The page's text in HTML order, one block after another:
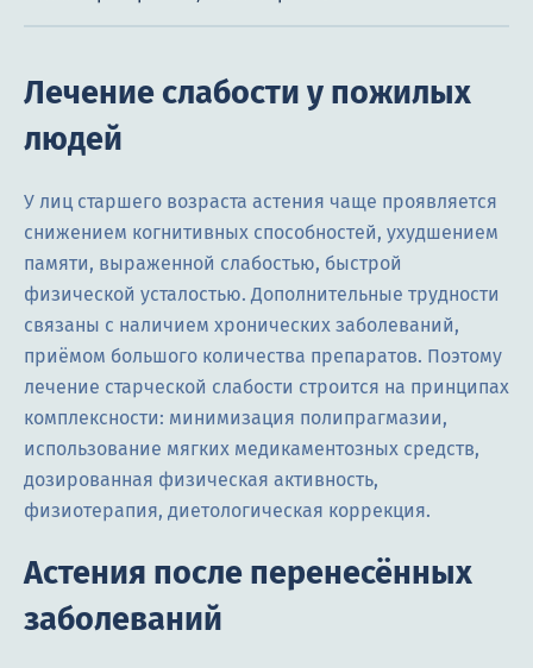
Лечение слабости у пожилых
людей
У лиц старшего возраста астения чаще проявляется
снижением когнитивных способностей, ухудшением
памяти, выраженной слабостью, быстрой
физической усталостью. Дополнительные трудности
связаны с наличием хронических заболеваний,
приёмом большого количества препаратов. Поэтому
лечение старческой слабости строится на принципах
комплексности: минимизация полипрагмазии,
использование мягких медикаментозных средств,
дозированная физическая активность,
физиотерапия, диетологическая коррекция.
Астения после перенесённых
заболеваний